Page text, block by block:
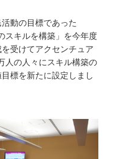
動の目標であった
スキルを構築」を今年度
受けてアクセンチュア
人の人々にスキル構築の
標を新たに設定しまし